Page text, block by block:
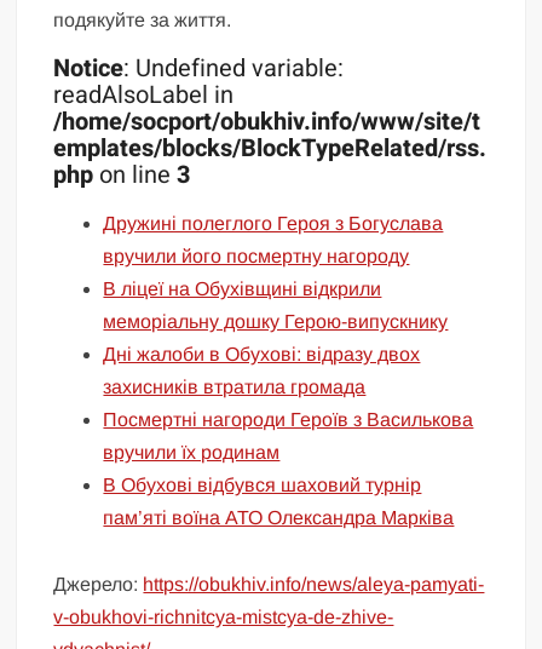
подякуйте за життя.
Notice: Undefined variable:
readAlsoLabel in
/home/socport/obukhiv.info/www/site/t
emplates/blocks/BlockTypeRelated/rss.
php on line3
Дружині полеглого Героя з Богуслава
вручили його посмертну нагороду
В ліцеї на Обухівщині відкрили
меморіальну дошку Герою-випускнику
Дні жалоби в Обухові: відразу двох
захисників втратила громада
Посмертні нагороди Героїв з Василькова
вручили їх родинам
В Обухові відбувся шаховий турнір
пам’яті воїна АТО Олександра Марківа
Джерело: https://obukhiv.info/news/aleya-pamyati-
v-obukhovi-richnitcya-mistcya-de-zhive-